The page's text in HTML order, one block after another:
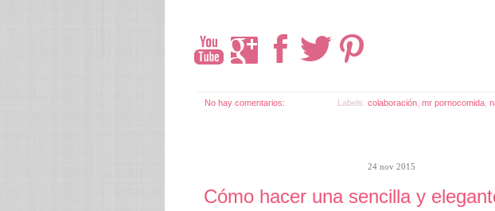
No hay comentarios: Labels: colaboración mr pornocomida
24 nov 2015
Cómo hacer una sencilla y